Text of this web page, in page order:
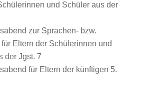
und Schüler aus der
zur Sprachen- bzw.
Eltern der Schülerinnen und
der Jgst. 7
für Eltern der künftigen 5.